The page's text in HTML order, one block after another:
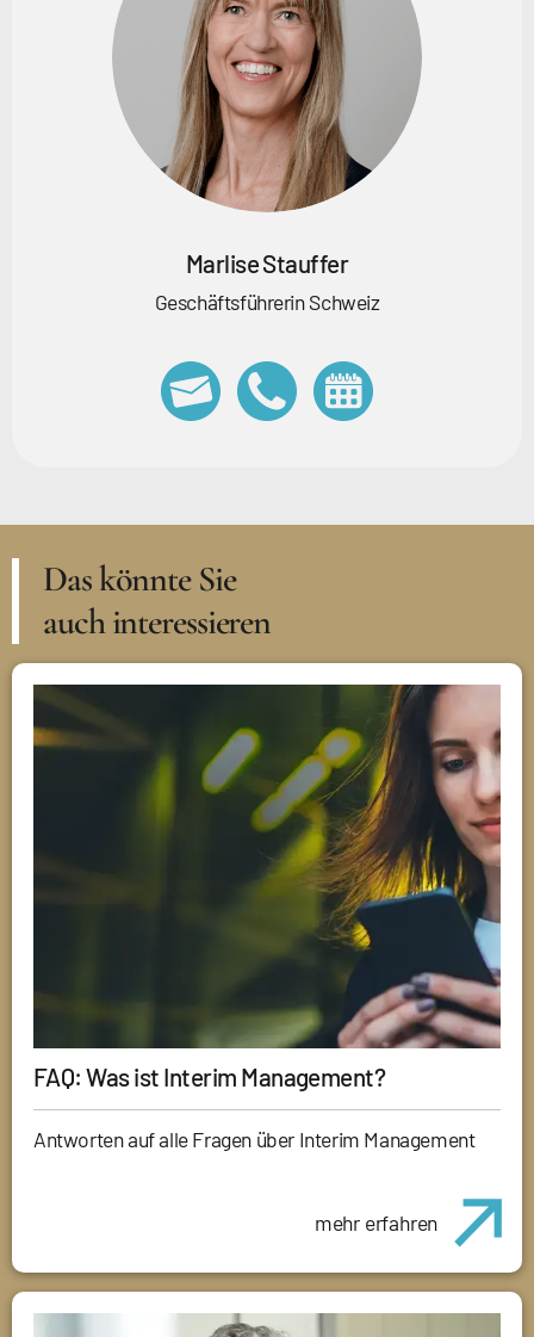
Marlise Stauffer
Geschäftsführerin Schweiz
Das könnte Sie
auch interessieren
FAQ: Was ist Interim Management?
Antworten auf alle Fragen über Interim Management
mehr erfahren